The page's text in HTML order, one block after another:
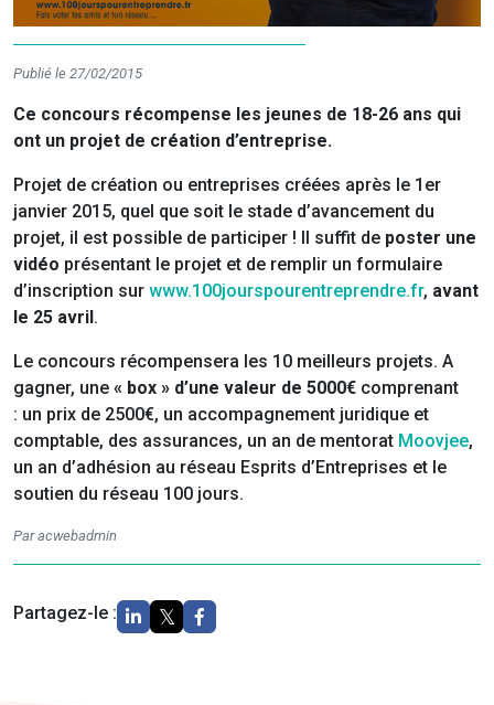
Publié le 27/02/2015
Ce concours récompense les jeunes de 18-26 ans qui
ont un projet de création d’entreprise.
Projet de création ou entreprises créées après le 1er
janvier 2015, quel que soit le stade d’avancement du
projet, il est possible de participer ! Il suffit de poster une
vidéo présentant le projet et de remplir un formulaire
d’inscription sur www.100jourspourentreprendre.fr, avant
le 25 avril .
Le concours récompensera les 10 meilleurs projets. A
gagner, une « box » d’une valeur de 5000€ comprenant
: un prix de 2500€, un accompagnement juridique et
comptable, des assurances, un an de mentorat Moovjee,
un an d’adhésion au réseau Esprits d’Entreprises et le
soutien du réseau 100 jours.
Par acwebadmin
Partagez-le :